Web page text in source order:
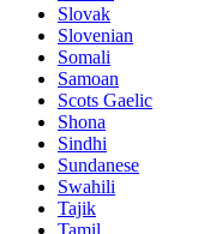
Slovak
Slovenian
Somali
Samoan
Scots Gaelic
Shona
Sindhi
Sundanese
Swahili
Tajik
Tamil